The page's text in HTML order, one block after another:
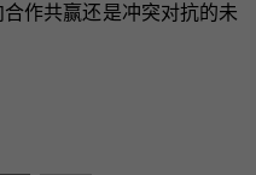
作共赢还是冲突对抗的未